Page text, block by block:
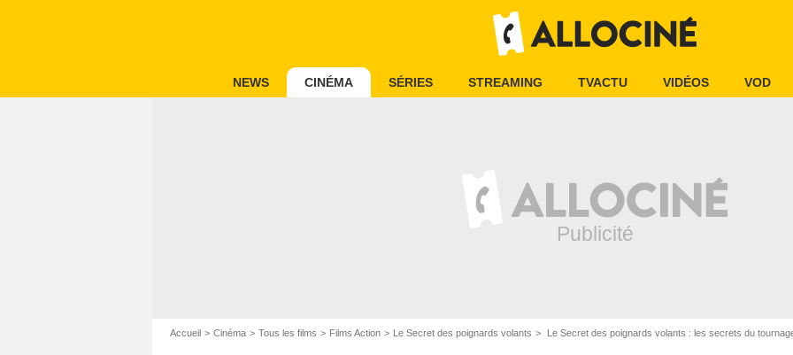
NEWS CINÉMA SÉRIES STREAMING TVACTU VIDÉOS VOD
Accueil Cinéma Tous les films Films Action Le Secret des poignards volants Le Secret des poignards volants : les secrets du